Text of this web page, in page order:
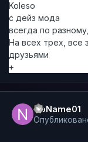
Koleso
с дейз мода
всегда по
На всех трех, все
друзьями
+
NoName01